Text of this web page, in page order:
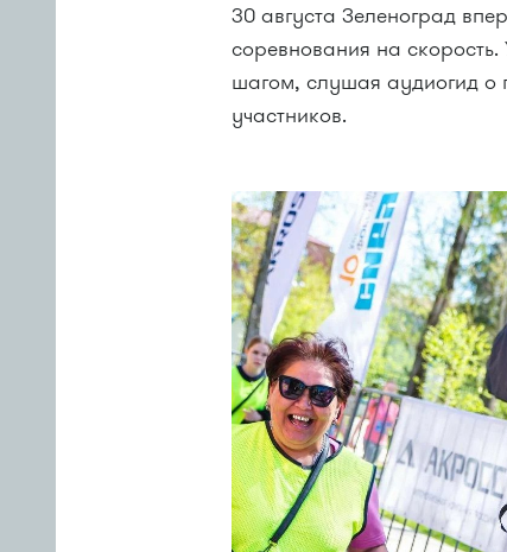
30 августа Зеленоград
соревнования на
шагом, слушая аудиогид о
участников.